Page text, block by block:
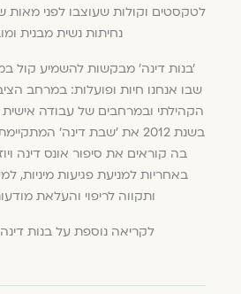
לטקסטים וקולות שעוצבו לפני מאות
נחיתות נשית מבנית
׳בנות דינה׳ מבקשות להשמיע קול
שבו אנחנו חיות ופועלות: במרחב
הקהילתי ובמרחבים של עבודה אישית
בשנת 2012 את ׳שבת דינה׳
בה קוראים את סיפור אונס דינה
באחריות למניעת פגיעות מיניות,
ותקווה לריפוי והעלאת
לקריאה נוספת על בנות